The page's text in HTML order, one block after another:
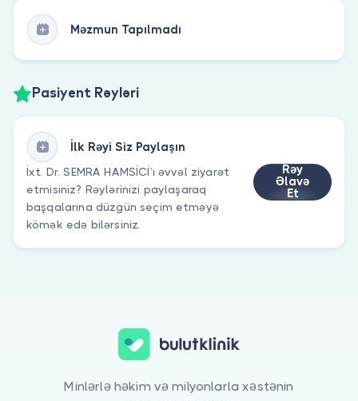
Məzmun Tapılmadı
Pasiyent Rəyləri
İlk Rəyi Siz Paylaşın
İxt. Dr. SEMRA HAMSİCİ’ı əvvəl ziyarət
etmisiniz? Rəylərinizi paylaşaraq
başqalarına düzgün seçim etməyə
kömək edə bilərsiniz.
Rəy
Əlavə
Et
Minlərlə həkim və milyonlarla xəstənin